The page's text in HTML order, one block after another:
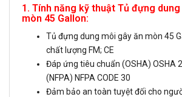
1. Tính năng kỹ thuật Tủ đựng
mòn 45 Gallon:
Tủ đựng dung môi gây ăn mòn 45
chất lượng FM; CE
Đáp ứng tiêu chuẩn (OSHA) OSHA
(NFPA) NFPA CODE 30
Đảm bảo an toàn tuyệt đối cho